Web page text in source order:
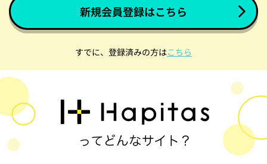
新規会員登録はこちら
すでに、登録済みの方はこちら